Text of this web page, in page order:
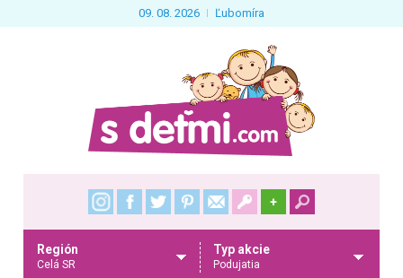
09. 08. 2026 Ľubomíra
+
Región
Celá SR
Typ akcie
Podujatia